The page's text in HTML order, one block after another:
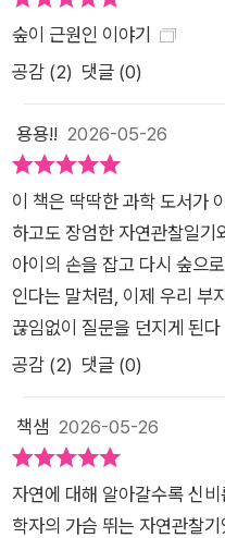
는 평등한 존재이며, 살아남
탐구욕을 자극하는 동시에
소리로 서로의 위치를 알린
까 봐 걱정하지만, 오래 봐온
람쥐나 자기 알을 몰래 끼워
들을 대신 쫓아주곤 한다. 숲
하인리히는 나무가 숲의 주인
숨 쉬는 모든 개체를 소중히
머물 수 있도록 놔두는 것이
게 그의 가치관이다. 아무리
마다의 매력적인 특성과 이
천의 말을 보탠 천선란 소설
시작되었다』는 “이 한 권으
되는” 경이로운 안내서다.
숲이 근원인 이야기
공감 (2) 댓글 (0)
용용!! 2026-05-26
이 책은 딱딱한 과학 도서가
하고도 장엄한 자연관찰일
아이의 손을 잡고 다시 숲으
인다는 말처럼, 이제 우리 부
끊임없이 질문을 던지게 된다
공감 (2) 댓글 (0)
책샘 2026-05-26
자연에 대해 알아갈수록 신
학자의 가슴 뛰는 자연관찰기